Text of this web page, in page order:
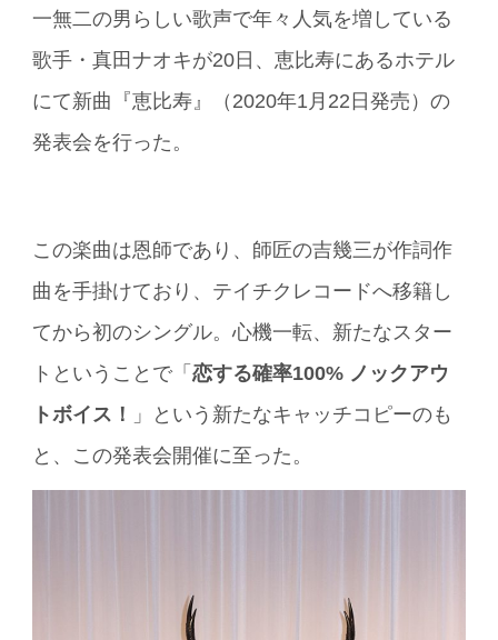
一無二の男らしい歌声で年々人気を増している
歌手・真田ナオキが20日、恵比寿にあるホテル
にて新曲『恵比寿』（2020年1月22日発売）の
発表会を行った。
この楽曲は恩師であり、師匠の吉幾三が作詞作
曲を手掛けており、テイチクレコードへ移籍し
てから初のシングル。心機一転、新たなスター
トということで「恋する確率100% ノックアウ
トボイス！
」という新たなキャッチコピーのも
と、この発表会開催に至った。